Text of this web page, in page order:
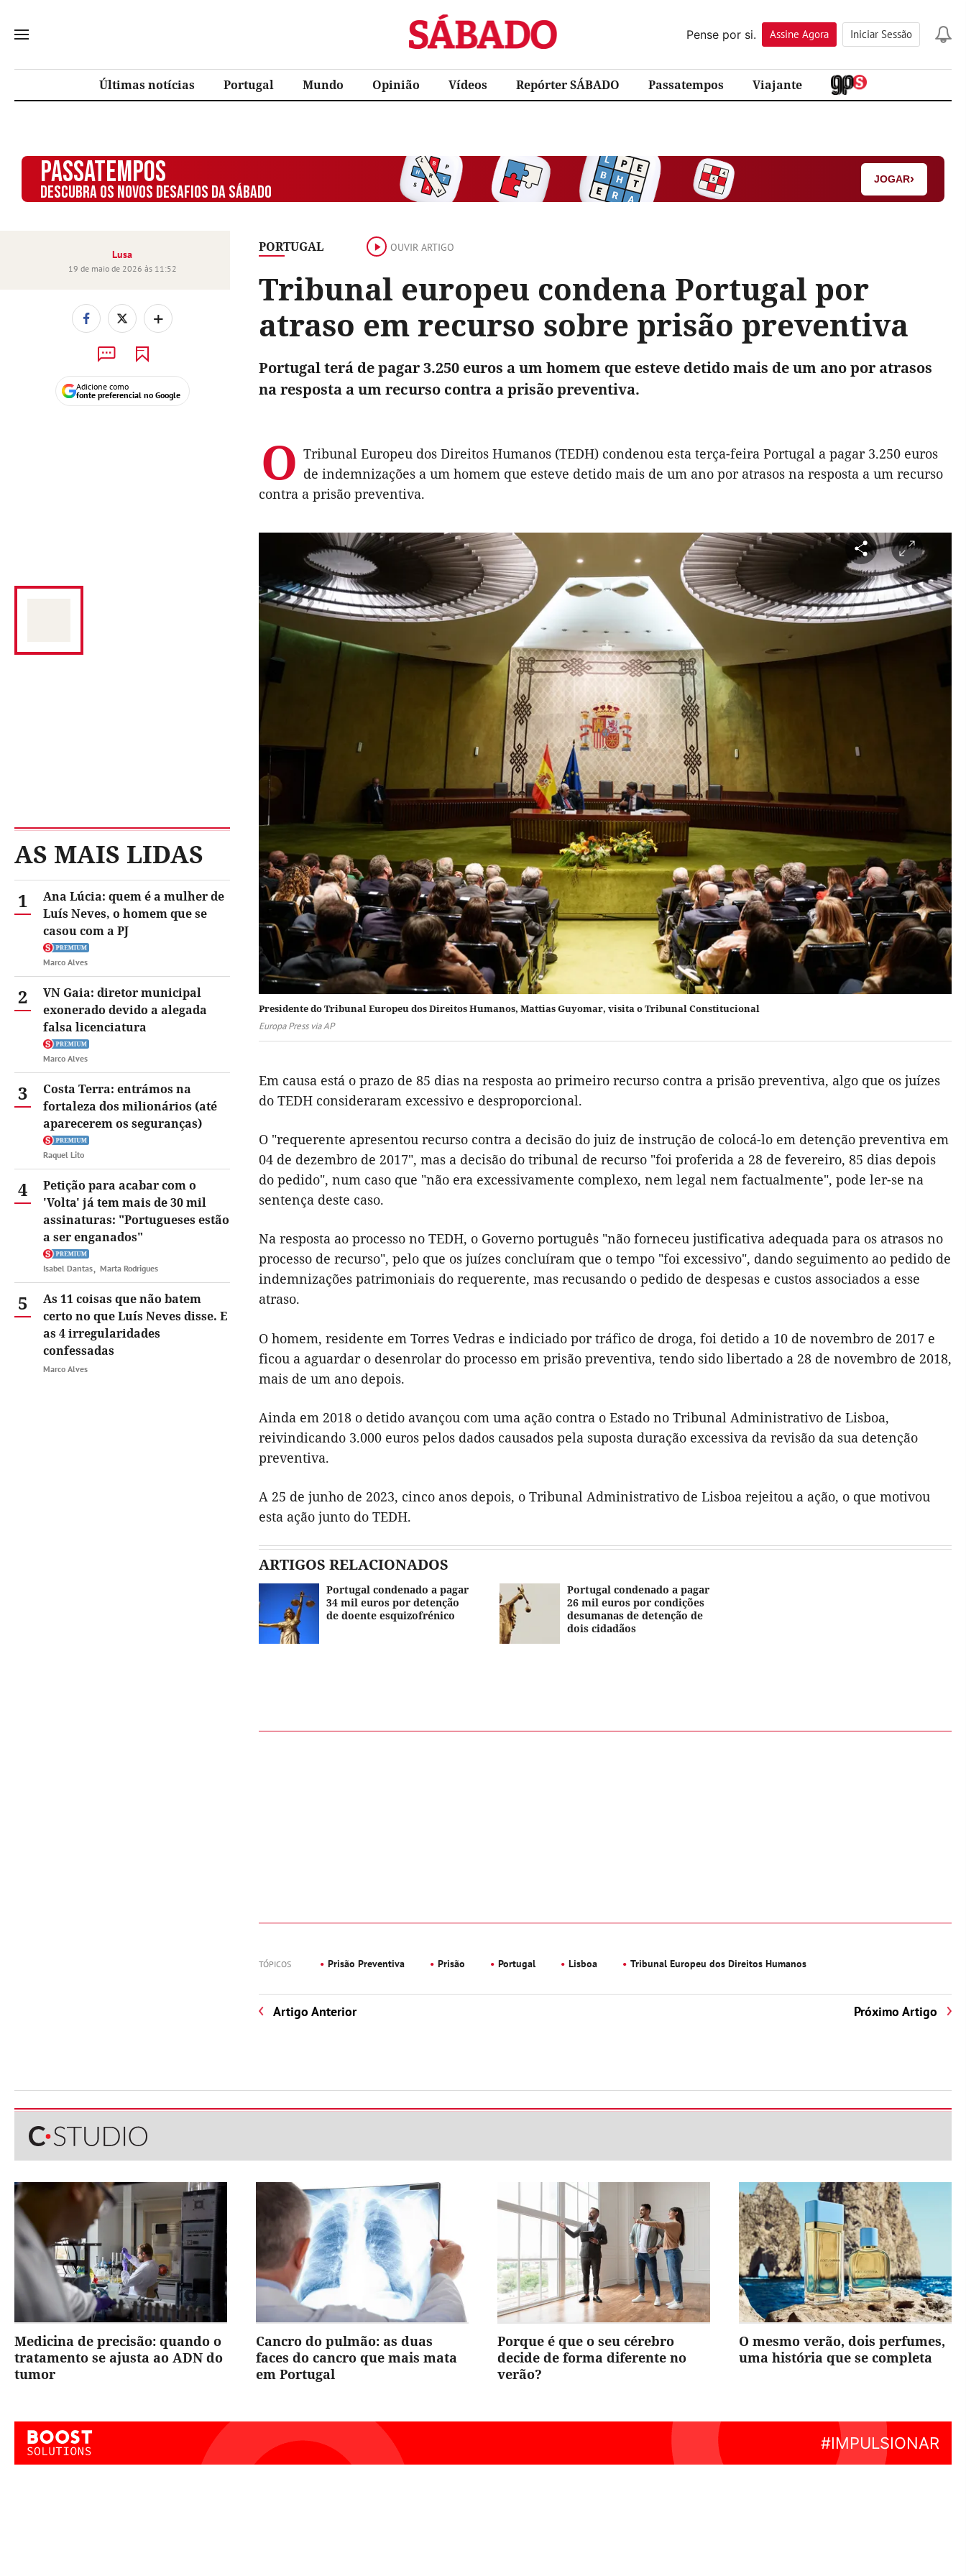
Sábado
Pense por si.
Assine Agora Iniciar Sessão
Últimas notícias Portugal Mundo Opinião Vídeos Repórter SÁBADO Passatempos Viajante
PASSATEMPOS
DESCUBRA OS NOVOS DESAFIOS DA SÁBADO
JOGAR›
PORTUGAL OUVIR ARTIGO
Tribunal europeu condena Portugal por
atraso em recurso sobre prisão preventiva
Lusa
19 de maio de 2026 às 11:52
+
Adicione como
fonte preferencial no Google
AS MAIS LIDAS
1
Ana Lúcia: quem é a mulher de
Luís Neves, o homem que se
casou com a PJ
Marco Alves
2
VN Gaia: diretor municipal
exonerado devido a alegada
falsa licenciatura
Marco Alves
3
Costa Terra: entrámos na
fortaleza dos milionários (até
aparecerem os seguranças)
Raquel Lito
4
Petição para acabar com o
'Volta' já tem mais de 30 mil
assinaturas: "Portugueses estão
a ser enganados"
Isabel Dantas Marta Rodrigues
5
As 11 coisas que não batem
certo no que Luís Neves disse. E
as 4 irregularidades
confessadas
Marco Alves
Portugal terá de pagar 3.250 euros a um homem que esteve detido mais de um ano por atrasos
na resposta a um recurso contra a prisão preventiva.
O Tribunal Europeu dos Direitos Humanos (TEDH) condenou esta terça-feira Portugal a pagar 3.250 euros
de indemnizações a um homem que esteve detido mais de um ano por atrasos na resposta a um recurso
contra a prisão preventiva.
Presidente do Tribunal Europeu dos Direitos Humanos, Mattias Guyomar, visita o Tribunal Constitucional
Europa Press via AP
Em causa está o prazo de 85 dias na resposta ao primeiro recurso contra a prisão preventiva, algo que os juízes
do TEDH consideraram excessivo e desproporcional.
O "requerente apresentou recurso contra a decisão do juiz de instrução de colocá-lo em detenção preventiva em
04 de dezembro de 2017", mas a decisão do tribunal de recurso "foi proferida a 28 de fevereiro, 85 dias depois
do pedido", num caso que "não era excessivamente complexo, nem legal nem factualmente", pode ler-se na
sentença deste caso.
Na resposta ao processo no TEDH, o Governo português "não forneceu justificativa adequada para os atrasos no
processo de recurso", pelo que os juízes concluíram que o tempo "foi excessivo", dando seguimento ao pedido de
indemnizações patrimoniais do requerente, mas recusando o pedido de despesas e custos associados a esse
atraso.
O homem, residente em Torres Vedras e indiciado por tráfico de droga, foi detido a 10 de novembro de 2017 e
ficou a aguardar o desenrolar do processo em prisão preventiva, tendo sido libertado a 28 de novembro de 2018,
mais de um ano depois.
Ainda em 2018 o detido avançou com uma ação contra o Estado no Tribunal Administrativo de Lisboa,
reivindicando 3.000 euros pelos dados causados pela suposta duração excessiva da revisão da sua detenção
preventiva.
A 25 de junho de 2023, cinco anos depois, o Tribunal Administrativo de Lisboa rejeitou a ação, o que motivou
esta ação junto do TEDH.
ARTIGOS RELACIONADOS
Portugal condenado a pagar
34 mil euros por detenção
de doente esquizofrénico
Portugal condenado a pagar
26 mil euros por condições
desumanas de detenção de
dois cidadãos
TÓPICOS Prisão Preventiva Prisão Portugal Lisboa Tribunal Europeu dos Direitos Humanos
Artigo Anterior Próximo Artigo
Medicina de precisão: quando o
tratamento se ajusta ao ADN do
tumor
Cancro do pulmão: as duas
faces do cancro que mais mata
em Portugal
Porque é que o seu cérebro
decide de forma diferente no
verão?
O mesmo verão, dois perfumes,
uma história que se completa